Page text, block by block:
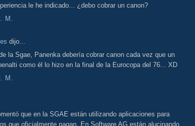
le he indicado... ¿debo cobrar un canon?
M.
dijo...
la Sgae, Panenka debería cobrar canon cada vez que un
como él lo hizo en la final de la Eurocopa del 76... XD
M.
que en la SGAE están utilizando aplicaciones para
que oficialmente pagan. En Software AG están alucinando